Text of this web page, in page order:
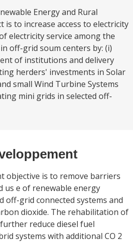
Energy and Rural
is to increase access to electricity
electricity service among the
off-grid soum centers by: (i)
of institutions and delivery
herders' investments in Solar
small Wind Turbine Systems
mini grids in selected off-
objective is to remove barriers
us e of renewable energy
off-grid connected systems and
dioxide. The rehabilitation of
reduce diesel fuel
systems with additional CO 2